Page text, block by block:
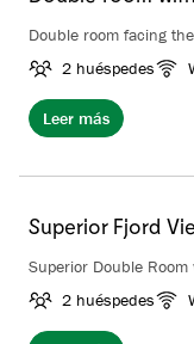
Double room facing
2 huéspedes
Leer más
Superior Fjord
Superior Double
2 huéspedes